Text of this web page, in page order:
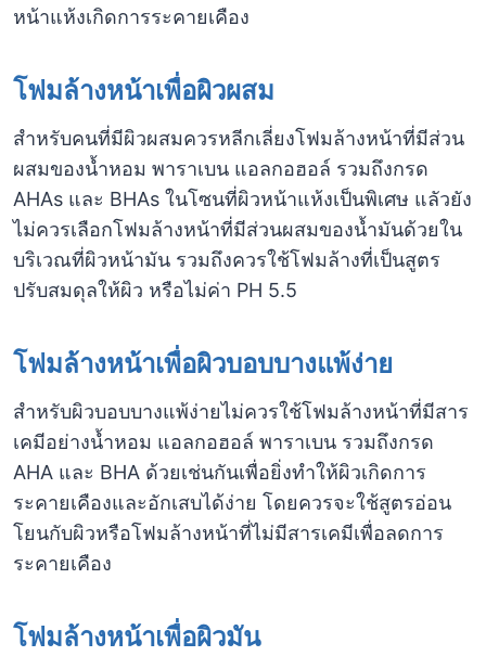
หน้าแห้งเกิดการระคายเคือง
โฟมล้างหน้าเพื่อผิวผสม
สำหรับคนที่มีผิวผสมควรหลีกเลี่ยงโฟมล้างหน้าที่มีส่วน
ผสมของน้ำหอม พาราเบน แอลกอฮอล์ รวมถึงกรด
AHAs และ BHAs ในโซนที่ผิวหน้าแห้งเป็นพิเศษ แลัวยัง
ไม่ควรเลือกโฟมล้างหน้าที่มีส่วนผสมของน้ำมันด้วยใน
บริเวณที่ผิวหน้ามัน รวมถึงควรใช้โฟมล้างที่เป็นสูตร
ปรับสมดุลให้ผิว หรือไม่ค่า PH 5.5
โฟมล้างหน้าเพื่อผิวบอบบางแพ้ง่าย
สำหรับผิวบอบบางแพ้ง่ายไม่ควรใช้โฟมล้างหน้าที่มีสาร
เคมีอย่างน้ำหอม แอลกอฮอล์ พาราเบน รวมถึงกรด
AHA และ BHA ด้วยเช่นกันเพื่อยิ่งทำให้ผิวเกิดการ
ระคายเคืองและอักเสบได้ง่าย โดยควรจะใช้สูตรอ่อน
โยนกับผิวหรือโฟมล้างหน้าที่ไม่มีสารเคมีเพื่อลดการ
ระคายเคือง
โฟมล้างหน้าเพื่อผิวมัน